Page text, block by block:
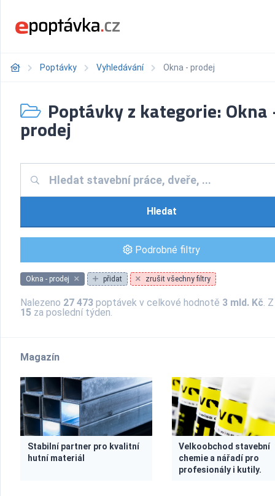
Poptávky Vyhledávání Okna - prodej
Poptávky z kategorie: Okna
prodej
Hledat
Podrobné filtry
Okna - prodej přidat zrušit všechny filtry
Nalezeno 27 473 poptávek v celkové hodnotě 3 mld. Kč.
15 za poslední týden.
Magazín
Stabilní partner pro kvalitní
hutní materiál
Velkoobchod stavební
chemie a nářadí pro
profesionály i kutily.